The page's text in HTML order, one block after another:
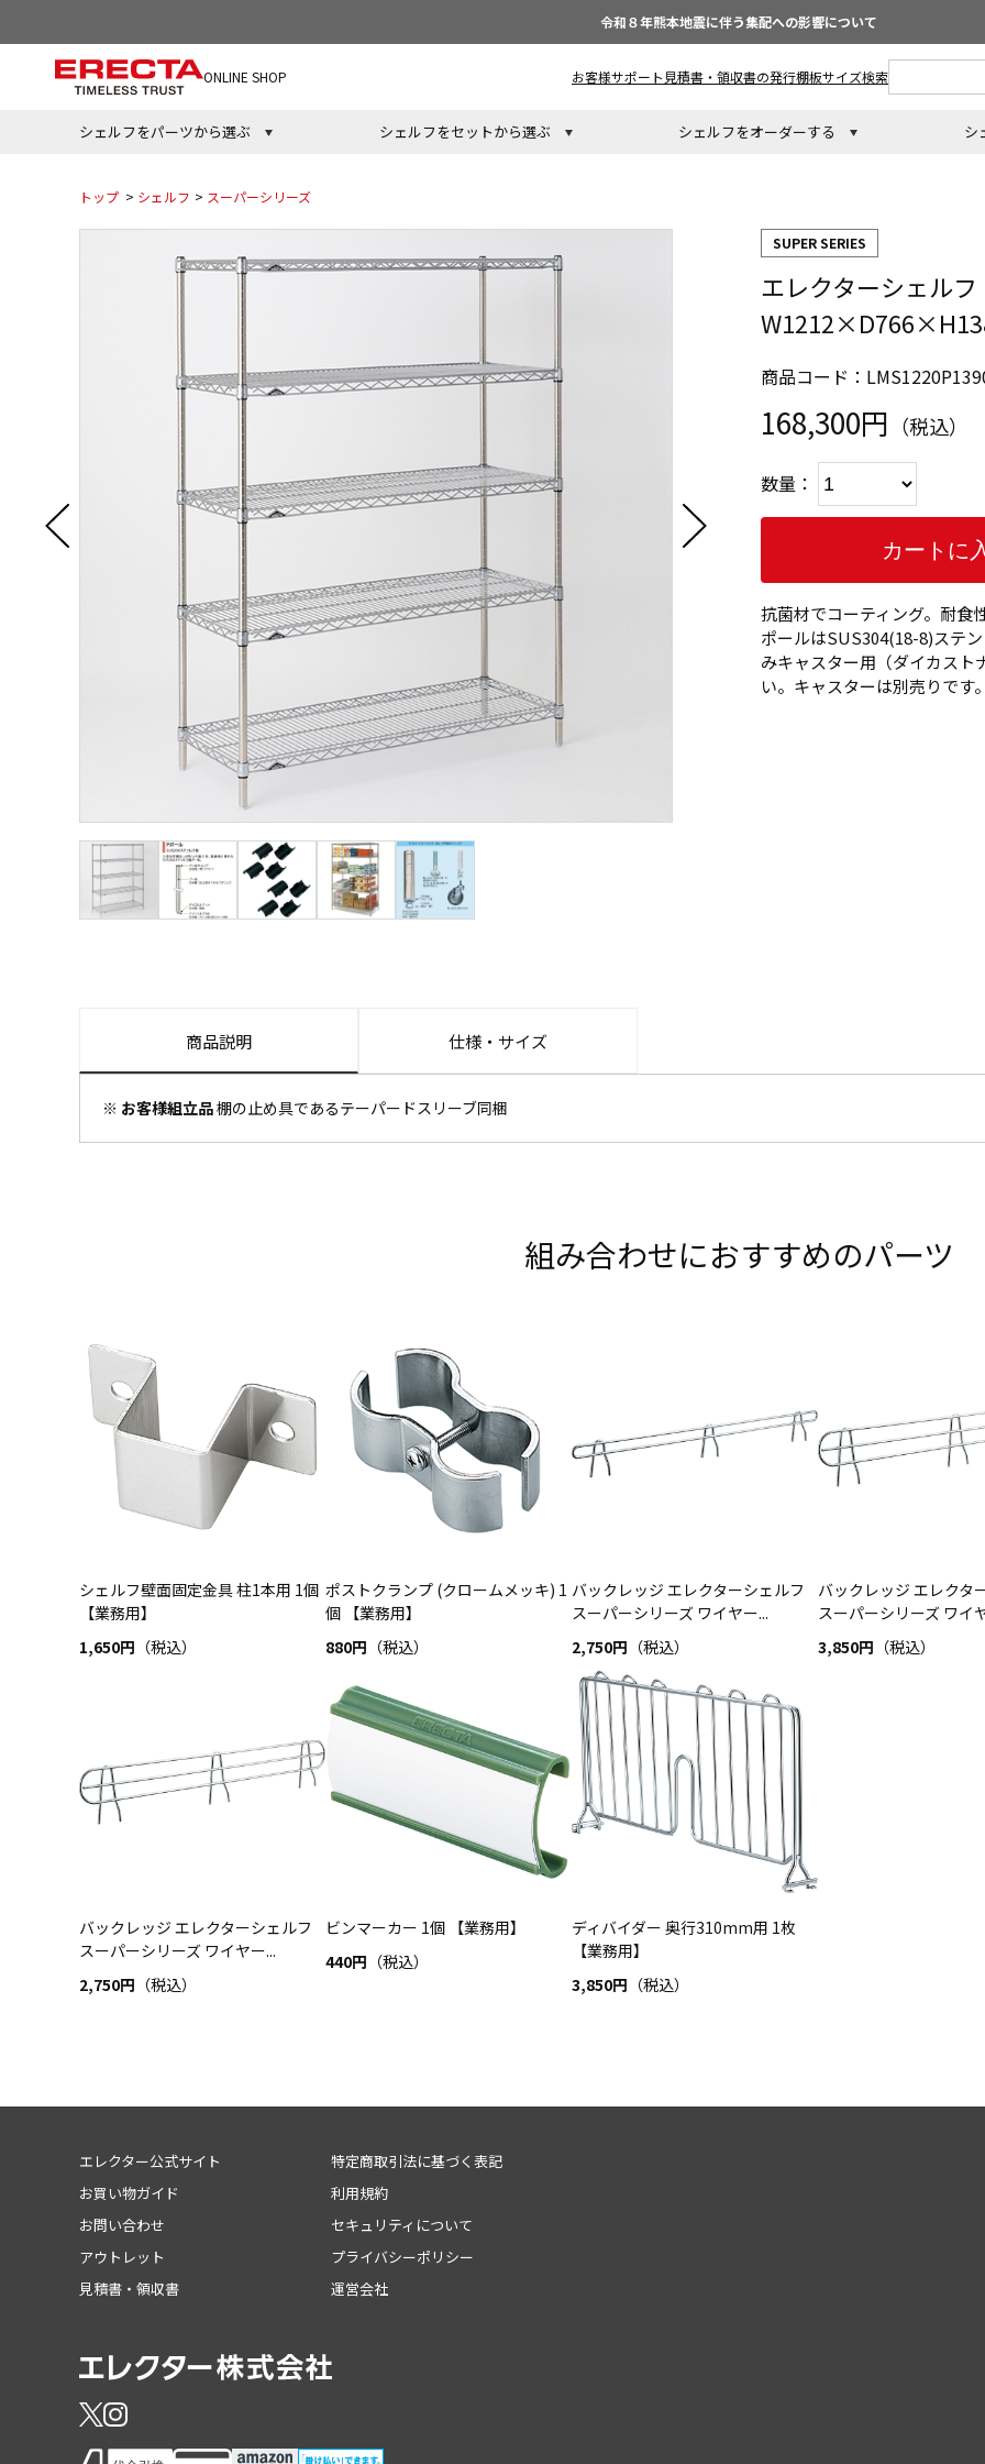
令和８年熊本地震に伴う集配への影響について
ONLINE SHOP お客様サポート 見積書・領収書の発行棚板サイズ検索
シェルフをパーツから選ぶ シェルフをセットから選ぶ シェルフをオーダーする シ
トップ > シェルフ > スーパーシリーズ
SUPER SERIES
エレクターシェル
商品コード：
168,300円 （税込）
数量：
抗菌材でコーティング。耐食
ポールはSUS304(18-8)ステ
みキャスター用（ダイカスト
い。キャスターは別売りです
商品説明 仕様・サイズ
※ お客様組立品棚の止め具であるテーパードスリーブ同梱
組み合わせにおすすめのパーツ
シェルフ壁面固定金具 柱1本用 1個
【業務用】
1,650円 （税込）
ポストクランプ (クロームメッキ) 1
個 【業務用】
880円 （税込）
バックレッジ エレクターシェルフ
スーパーシリーズ ワイヤー...
2,750円 （税込）
バックレッジ エレクタ
スーパーシリーズ ワイ
3,850円 （税込）
バックレッジ エレクターシェルフ
スーパーシリーズ ワイヤー...
2,750円 （税込）
ビンマーカー 1個 【業務用】
440円 （税込）
ディバイダー 奥行310mm用 1枚
【業務用】
3,850円 （税込）
エレクター公式サイト
お買い物ガイド
お問い合わせ
アウトレット
見積書・領収書
特定商取引法に基づく表記
利用規約
セキュリティについて
プライバシーポリシー
運営会社